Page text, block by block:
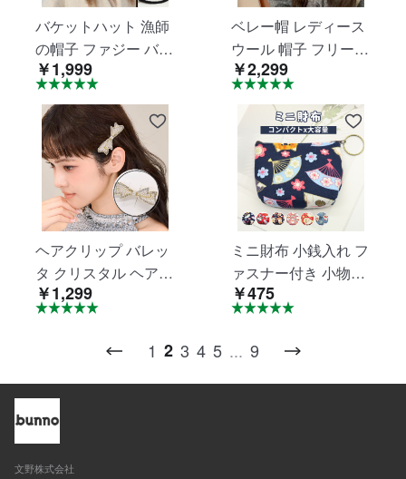
外出 可愛い 春夏 紫
外線対策 jtl052
051
バケットハット 漁師
の帽子 ファジー バケ
ット ハット 女性の帽
子 屋外の暖かい帽子
ファジーフィッシャ
ーマンハット ファジ
ー ウォーム バケット
ハット jtl049
￥1,999
ベレー帽 レディース
ウール 帽子 フリーサ
イズ 秋冬 防寒 キャ
ップ かわいい 上品
モード レトロ 人気
ベレー シンプル おし
ゃれ カジュアル 通勤
jtl045-46
￥2,299
ヘアクリップ バレッ
タ クリスタル ヘアピ
ン 髪飾り ヘアアクセ
サリー 可愛い おしゃ
れ 上品 プレゼント
パーティー 披露宴 母
の日 入学式 卒業祝い
￥1,299
ミニ財布 小銭入れ フ
ァスナー付き 小物入
れ カード収納 鍵収納
和風 かわいい おしゃ
CDL-02
￥475
1 2 3 4 5 ... 9
文野株式会社